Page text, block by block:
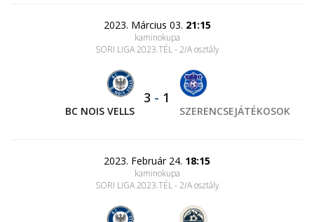
2023. Március 03. 21:15
kaminokupa
SORI LIGA 2023.TÉL - 2/A osztály
BC NOIS VELLS
3 - 1
SZERENCSEJÁTÉKOSOK
2023. Február 24. 18:15
kaminokupa
SORI LIGA 2023.TÉL - 2/A osztály